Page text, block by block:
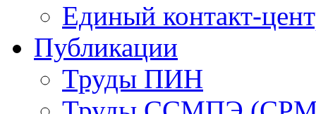
Единый контакт-
Публикации
Труды ПИН